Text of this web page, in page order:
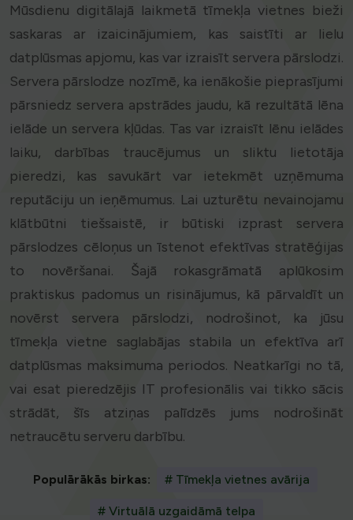
Mūsdienu digitālajā laikmetā tīmekļa vietnes bieži
saskaras ar izaicinājumiem, kas saistīti ar lielu
datplūsmas apjomu, kas var izraisīt servera pārslodzi.
Servera pārslodze nozīmē, ka ienākošie pieprasījumi
pārsniedz servera apstrādes jaudu, kā rezultātā lēna
ielāde un servera kļūdas. Tas var izraisīt lēnu ielādes
laiku, darbības traucējumus un sliktu lietotāja
pieredzi, kas savukārt var ietekmēt uzņēmuma
reputāciju un ieņēmumus. Lai uzturētu nevainojamu
klātbūtni tiešsaistē, ir būtiski izprast servera
pārslodzes cēloņus un īstenot efektīvas stratēģijas
to novēršanai. Šajā rokasgrāmatā aplūkosim
praktiskus padomus un risinājumus, kā pārvaldīt un
novērst servera pārslodzi, nodrošinot, ka jūsu
tīmekļa vietne saglabājas stabila un efektīva arī
datplūsmas maksimuma periodos. Neatkarīgi no tā,
vai esat pieredzējis IT profesionālis vai tikko sācis
strādāt, šīs atziņas palīdzēs jums nodrošināt
netraucētu serveru darbību.
Populārākās birkas: # Tīmekļa vietnes avārija
# Virtuālā uzgaidāmā telpa